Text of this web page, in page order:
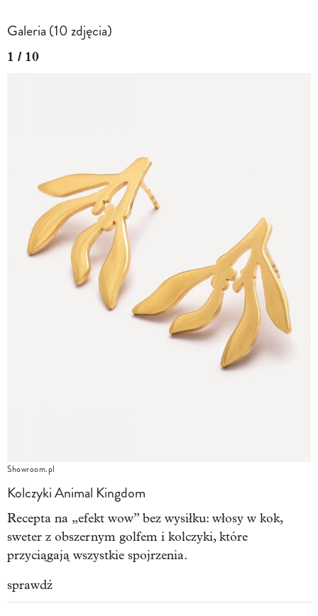
Galeria (10 zdjęcia)
1 / 10
Showroom.pl
Kolczyki Animal Kingdom
Recepta na „efekt wow” bez wysiłku: włosy w kok,
sweter z obszernym golfem i kolczyki, które
przyciągają wszystkie spojrzenia.
sprawdź